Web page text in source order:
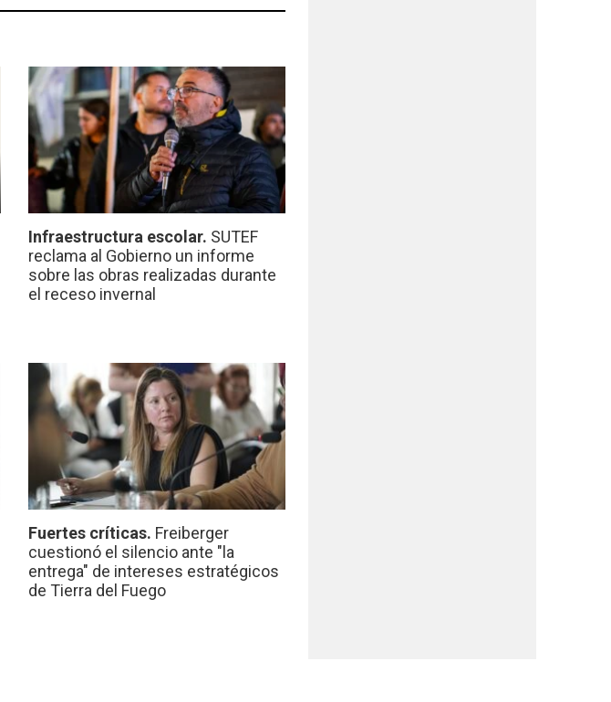
Infraestructura escolar. SUTEF
reclama al Gobierno un informe
sobre las obras realizadas durante
el receso invernal
Fuertes críticas. Freiberger
cuestionó el silencio ante "la
entrega" de intereses estratégicos
de Tierra del Fuego